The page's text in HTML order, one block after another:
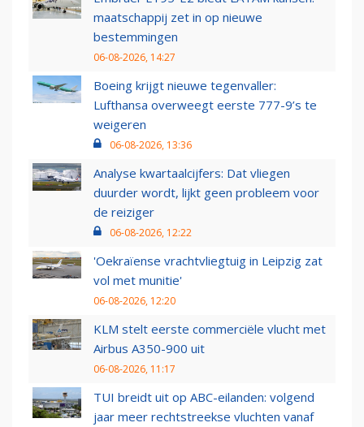
maatschappij zet in op nieuwe
bestemmingen
06-08-2026, 14:27
Boeing krijgt nieuwe tegenvaller:
Lufthansa overweegt eerste 777-9’s te
weigeren
06-08-2026, 13:36
Analyse kwartaalcijfers: Dat vliegen
duurder wordt, lijkt geen probleem voor
de reiziger
06-08-2026, 12:22
'Oekraïense vrachtvliegtuig in Leipzig zat
vol met munitie'
06-08-2026, 12:20
KLM stelt eerste commerciële vlucht met
Airbus A350-900 uit
06-08-2026, 11:17
TUI breidt uit op ABC-eilanden: volgend
jaar meer rechtstreekse vluchten vanaf